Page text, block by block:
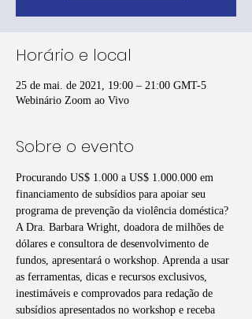
Horário e local
25 de mai. de 2021, 19:00 – 21:00 GMT-5
Webinário Zoom ao Vivo
Sobre o evento
Procurando US$ 1.000 a US$ 1.000.000 em
financiamento de subsídios para apoiar seu
programa de prevenção da violência doméstica?
A Dra. Barbara Wright, doadora de milhões de
dólares e consultora de desenvolvimento de
fundos, apresentará o workshop. Aprenda a usar
as ferramentas, dicas e recursos exclusivos,
inestimáveis e comprovados para redação de
subsídios apresentados no workshop e receba